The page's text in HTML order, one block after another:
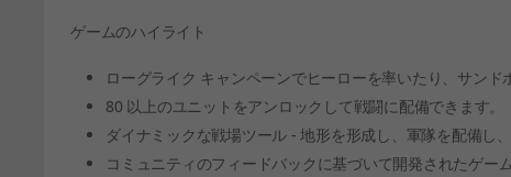
ゲームのハイライト
ローグライク キャンペーンでヒーローを率いたり、サン
80 以上のユニットをアンロックして戦闘に配備できます。
ダイナミックな戦場ツール - 地形を形成し、軍隊を配備し
コミュニティのフィードバックに基づいて開発されたゲー